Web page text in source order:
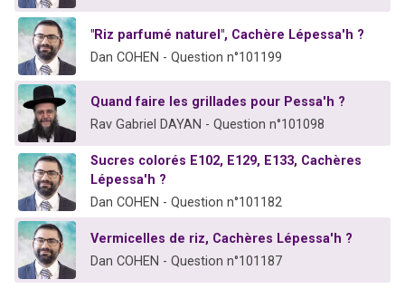
"Riz parfumé naturel", Cachère Lépessa'h ?
Dan COHEN - Question n°101199
Quand faire les grillades pour Pessa'h ?
Rav Gabriel DAYAN - Question n°101098
Sucres colorés E102, E129, E133, Cachères
Lépessa'h ?
Dan COHEN - Question n°101182
Vermicelles de riz, Cachères Lépessa'h ?
Dan COHEN - Question n°101187